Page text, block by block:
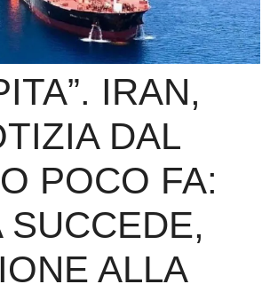
IRAN,
DAL
POCO FA:
SUCCEDE,
ALLA